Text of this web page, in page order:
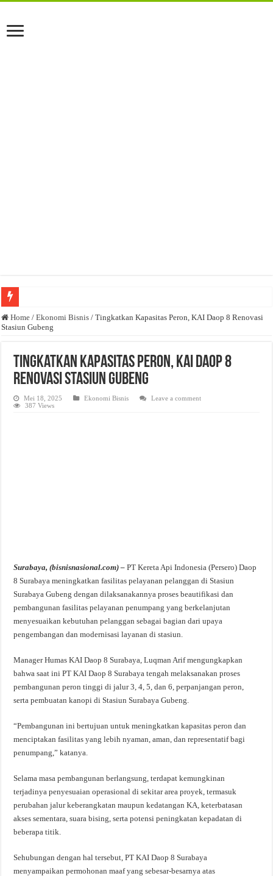
Anda butuh promosi usaha? Kontak ke Email redaksi@bisnisnasional.com
Dibutuhkan Marketing. Lamaran di-email ke redaksi@bisnisnasional.com
Home / Ekonomi Bisnis / Tingkatkan Kapasitas Peron, KAI Daop 8 Renovasi
Stasiun Gubeng
Tingkatkan Kapasitas Peron, KAI Daop 8
Renovasi Stasiun Gubeng
Mei 18, 2025 Ekonomi Bisnis
Leave a comment
387 Views
Surabaya, (bisnisnasional.com) – PT Kereta Api Indonesia (Persero) Daop
8 Surabaya meningkatkan fasilitas pelayanan pelanggan di Stasiun
Surabaya Gubeng dengan dilaksanakannya proses beautifikasi dan
pembangunan fasilitas pelayanan penumpang yang berkelanjutan
menyesuaikan kebutuhan pelanggan sebagai bagian dari upaya
pengembangan dan modernisasi layanan di stasiun.
Manager Humas KAI Daop 8 Surabaya, Luqman Arif mengungkapkan
bahwa saat ini PT KAI Daop 8 Surabaya tengah melaksanakan proses
pembangunan peron tinggi di jalur 3, 4, 5, dan 6, perpanjangan peron,
serta pembuatan kanopi di Stasiun Surabaya Gubeng.
“Pembangunan ini bertujuan untuk meningkatkan kapasitas peron dan
menciptakan fasilitas yang lebih nyaman, aman, dan representatif bagi
penumpang,” katanya.
Selama masa pembangunan berlangsung, terdapat kemungkinan
terjadinya penyesuaian operasional di sekitar area proyek, termasuk
perubahan jalur keberangkatan maupun kedatangan KA, keterbatasan
akses sementara, suara bising, serta potensi peningkatan kepadatan di
beberapa titik.
Sehubungan dengan hal tersebut, PT KAI Daop 8 Surabaya
menyampaikan permohonan maaf yang sebesar-besarnya atas